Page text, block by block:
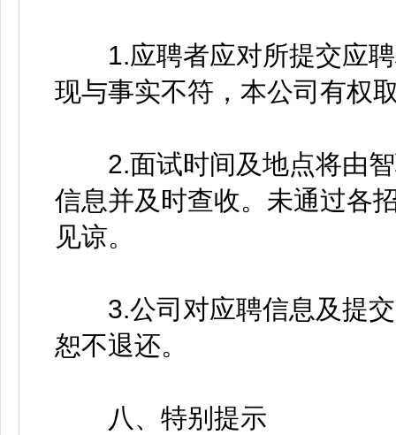
1.应聘者应对所提交应聘
现与事实不符，本公司有权
2.面试时间及地点将由智
信息并及时查收。未通过各
见谅。
3.公司对应聘信息及提交
恕不退还。
八、特别提示